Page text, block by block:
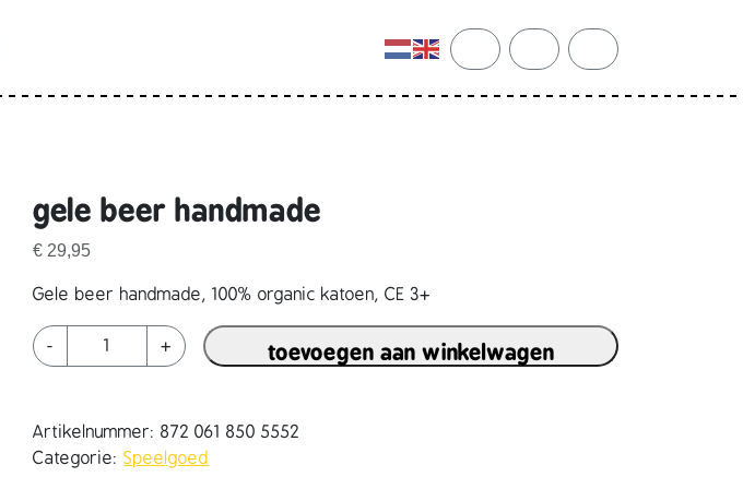
search accountcart
gele beer handmade
€ 29,95
Gele beer handmade, 100% organic katoen, CE 3+
-
g
e
b
e
+ toevoegen aan winkelwagen
Artikelnummer:872 061 850 5552
Categorie:Speelgoed